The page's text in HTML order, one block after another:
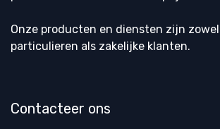
Onze producten en diensten zijn
particulieren als zakelijke klanten.
Contacteer ons